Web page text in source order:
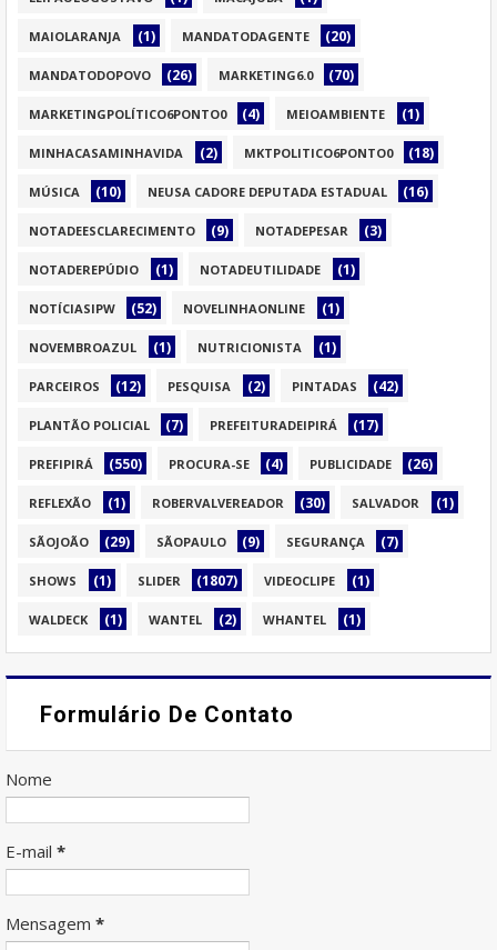
MAIOLARANJA (1) MANDATODAGENTE (20)
MANDATODOPOVO (26) MARKETING6.0 (70)
MARKETINGPOLÍTICO6PONTO0 (4) MEIOAMBIENTE (1)
MINHACASAMINHAVIDA (2) MKTPOLITICO6PONTO0 (18)
MÚSICA (10) NEUSA CADORE DEPUTADA ESTADUAL (16)
NOTADEESCLARECIMENTO (9) NOTADEPESAR (3)
NOTADEREPÚDIO (1) NOTADEUTILIDADE (1)
NOTÍCIASIPW (52) NOVELINHAONLINE (1)
NOVEMBROAZUL (1) NUTRICIONISTA (1)
PARCEIROS (12) PESQUISA (2) PINTADAS (42)
PLANTÃO POLICIAL (7) PREFEITURADEIPIRÁ (17)
PREFIPIRÁ (550) PROCURA-SE (4) PUBLICIDADE (26)
REFLEXÃO (1) ROBERVALVEREADOR (30) SALVADOR (1)
SÃOJOÃO (29) SÃOPAULO (9) SEGURANÇA (7)
SHOWS (1) SLIDER (1807) VIDEOCLIPE (1)
WALDECK (1) WANTEL (2) WHANTEL (1)
Formulário De Contato
Nome
E-mail *
Mensagem *